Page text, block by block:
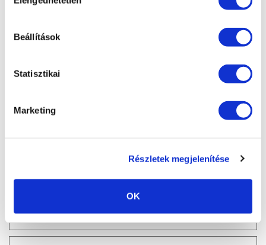
kiválasztása
Beállítások
Statisztikai
Marketing
Részletek megjelenítése
OK
MARILYNAILS, A ZSELÉ SPECIALISTA: Modern és
akik kedvező ár mellett szeretnének minőségi
INGYENES SZÁLLÍTÁS
7-15H TELEFONON, EMAILBEN